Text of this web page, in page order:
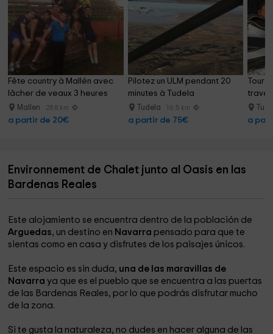
Fête country à Mallén avec
lâcher de veaux 3 heures
Mallen 28.8 km
a partir de 20€
Pilotez un ULM pendant 20
minutes à Tudela
Tudela 16.5 km
a partir de 75€
Tour
+
a
Environnement de Chalet junto al Oasis en las
Bardenas Reales
Este alojamiento se encuentra dentro de la población de
Arguedas, un destino en Navarra pensado para que te
sientas como en casa y disfrutes de los paisajes únicos.
Este espacio es sin duda, una de las maravillas de
Navarra ya que es el pueblo que se encuentra a las puertas
de las Bardenas Reales, por lo que podrás disfrutar mucho
de la zona.
Si te gusta la naturaleza, no dudes en hacer alguna de las